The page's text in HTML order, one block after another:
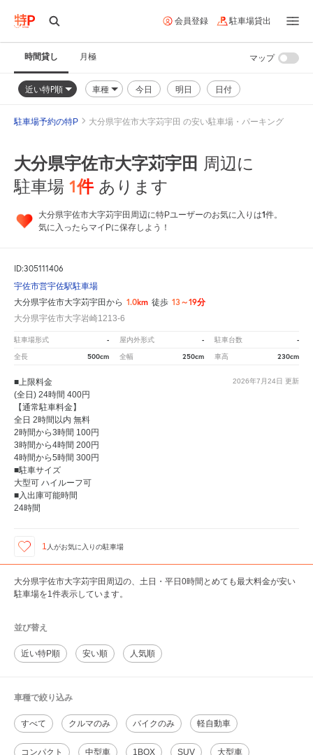
会員登録 駐車場貸出
時間貸し 月極
近い特P順 車種 今日 明日 日付
マップ
駐車場予約の特P 大分県宇佐市大字苅宇田 の安い駐車場・パーキング
大分県宇佐市大字苅宇田 周辺に
駐車場 1件 あります
大分県宇佐市大字苅宇田周辺に特Pユーザーのお気に入りは1件。
気に入ったらマイPに保存しよう！
ID:305111406
宇佐市営宇佐駅駐車場
大分県宇佐市大字苅宇田から 1.0km 徒歩 13～19分
大分県宇佐市大字岩崎1213-6
駐車場形式 - 屋内外形式 - 駐車台数 -
全長 500cm 全幅 250cm 車高 230cm
2026年7月24日 更新
■上限料金
(全日) 24時間 400円
【通常駐車料金】
全日 2時間以内 無料
2時間から3時間 100円
3時間から4時間 200円
4時間から5時間 300円
■駐車サイズ
大型可 ハイルーフ可
■入出庫可能時間
24時間
1 人がお気に入りの駐車場
大分県宇佐市大字苅宇田周辺の、土日・平日0時間とめても最大料金が安い
駐車場を1件表示しています。
並び替え
近い特P順 安い順 人気順
車種で絞り込み
すべて クルマのみ バイクのみ 軽自動車
コンパクト 中型車 1BOX SUV 大型車